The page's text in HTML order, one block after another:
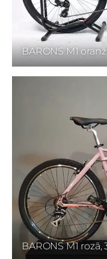
BARONS M1
BARONS M1 rozā,